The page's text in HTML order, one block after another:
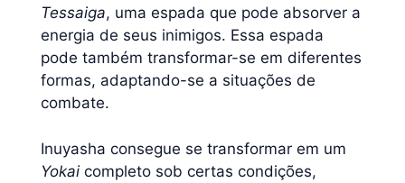
Tessaiga, uma espada que pode absorver a
energia de seus inimigos. Essa espada
pode também transformar-se em diferentes
formas, adaptando-se a situações de
combate.
Inuyasha consegue se transformar em um
Yokai completo sob certas condições,